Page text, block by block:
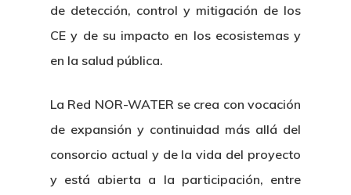
de detección, control y mitigación de los
CE y de su impacto en los ecosistemas y
en la salud pública.
La Red NOR-WATER se crea con vocación
de expansión y continuidad más allá del
consorcio actual y de la vida del proyecto
y está abierta a la participación, entre
Nosotros
Organización
Novedades
Actualidad
Proyectos